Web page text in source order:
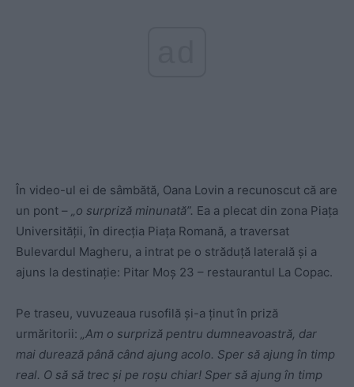
În video-ul ei de sâmbătă, Oana Lovin a recunoscut că are
un pont – „o surpriză minunată”. Ea a plecat din zona Piața
Universității, în direcția Piața Romană, a traversat
Bulevardul Magheru, a intrat pe o străduță laterală și a
ajuns la destinație: Pitar Moș 23 – restaurantul La Copac.
Pe traseu, vuvuzeaua rusofilă și-a ținut în priză
urmăritorii: „Am o surpriză pentru dumneavoastră, dar
mai durează până când ajung acolo. Sper să ajung în timp
real. O să să trec și pe roșu chiar! Sper să ajung în timp